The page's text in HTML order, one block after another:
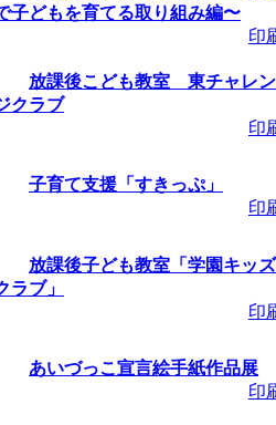
座「ばん
～2026/08/
交流広場「
07/13～2026/
流広場「
08/10～
子育て講
子どもを育てる取り組み編〜
印
放課後こども教室 東チャレン
クラブ
印
子育て支援「すきっぷ」
印
放課後子ども教室「学園キッズ
ラブ」
印
あいづっこ宣言絵手紙作品展
印